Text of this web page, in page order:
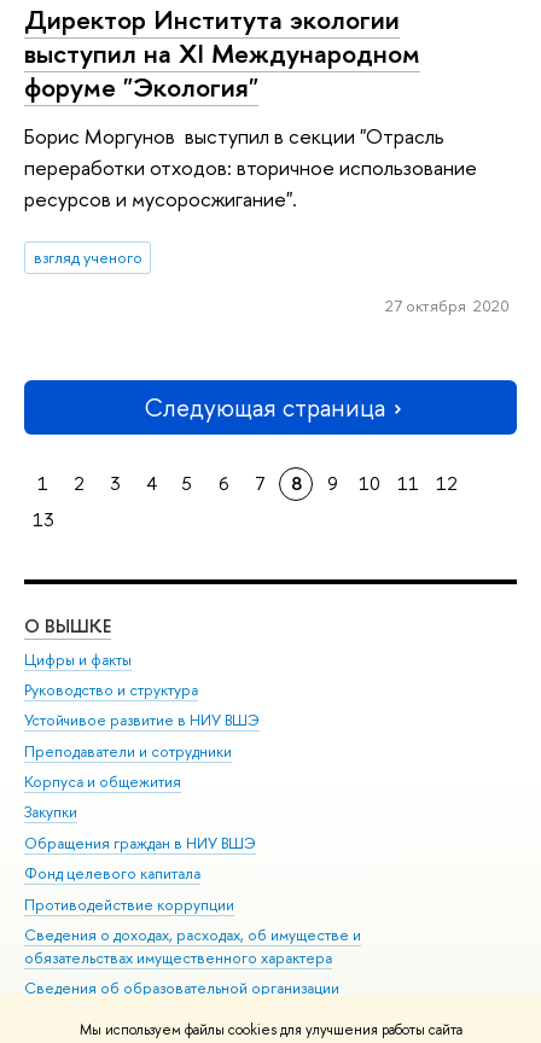
Мы используем файлы cookies для улучшения работы сайта
Директор Института экологии
выступил на XI Международном
форуме "Экология"
Борис Моргунов выступил в секции "Отрасль
переработки отходов: вторичное использование
ресурсов и мусоросжигание".
взгляд ученого
27 октября 2020
Следующая страница
1 2 3 4 5 6 7 8 9 10 11
12
13
О ВЫШКЕ
Цифры и факты
Руководство и структура
Устойчивое развитие в НИУ ВШЭ
Преподаватели и сотрудники
Корпуса и общежития
Закупки
Обращения граждан в НИУ ВШЭ
Фонд целевого капитала
Противодействие коррупции
Сведения о доходах, расходах, об имуществе и
обязательствах имущественного характера
Сведения об образовательной организации
Людям с ограниченными возможностями здоровья